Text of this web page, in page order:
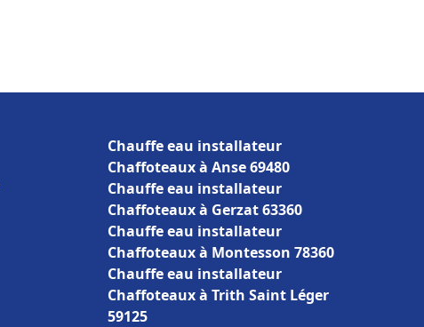
Chauffe eau installateur
Chaffoteaux à Anse 69480
Chauffe eau installateur
Chaffoteaux à Gerzat 63360
Chauffe eau installateur
Chaffoteaux à Montesson 78360
Chauffe eau installateur
Chaffoteaux à Trith Saint Léger
59125